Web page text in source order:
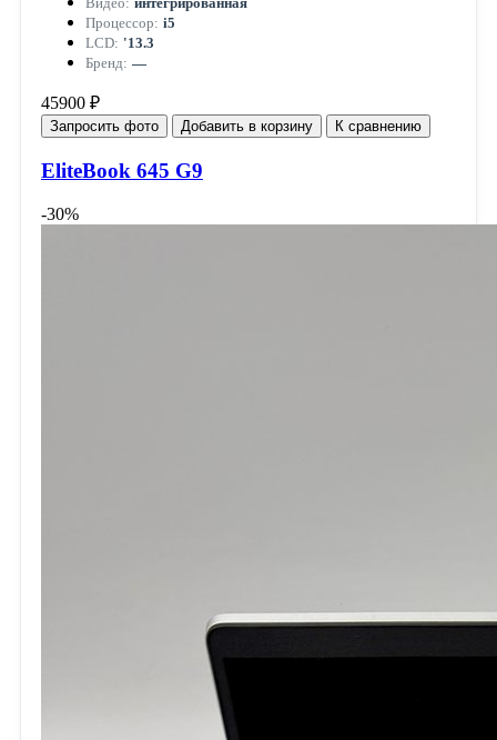
Процессор: i5
LCD: '13.3
Бренд: —
45900 ₽
Запросить фото Добавить в корзину К сравнению
EliteBook 645 G9
-30%